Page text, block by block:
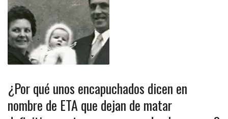
¿Por qué unos encapuchados dicen en
nombre de ETA que dejan de matar